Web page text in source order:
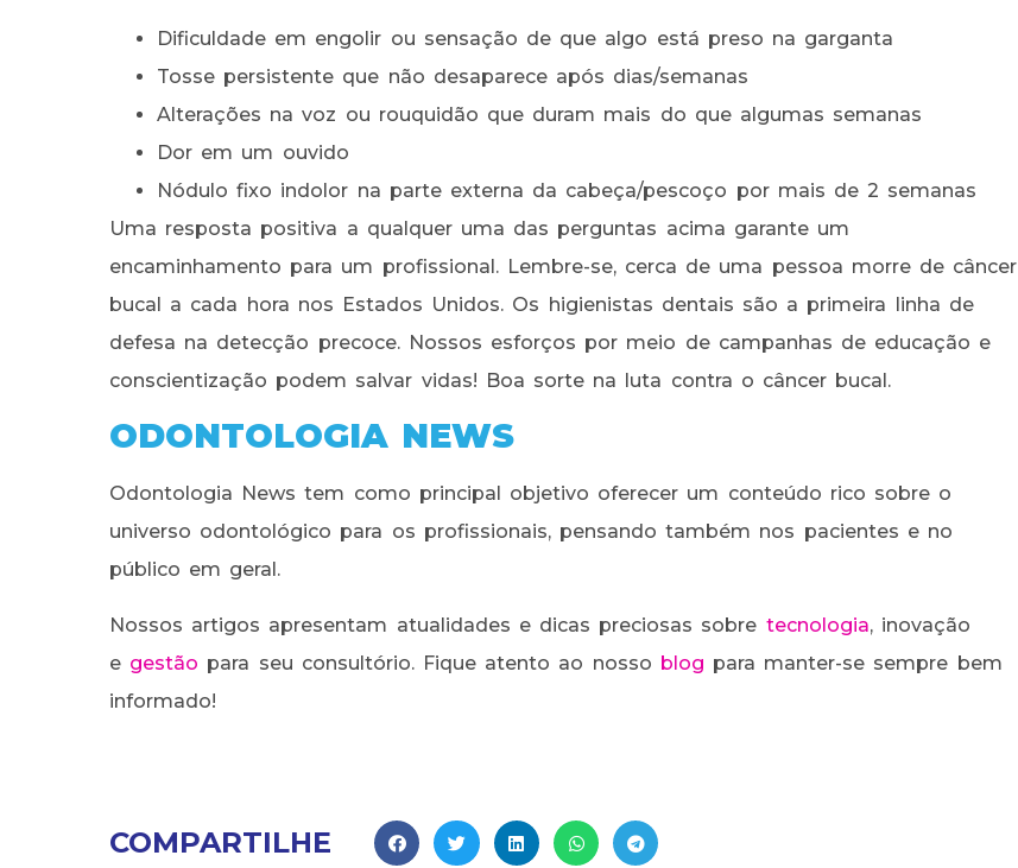
Dificuldade em engolir ou sensação de que algo está preso na garganta
Tosse persistente que não desaparece após dias/semanas
Alterações na voz ou rouquidão que duram mais do que algumas semanas
Dor em um ouvido
Nódulo fixo indolor na parte externa da cabeça/pescoço por mais de 2 semanas
Uma resposta positiva a qualquer uma das perguntas acima garante um
encaminhamento para um profissional. Lembre-se, cerca de uma pessoa morre de câncer
bucal a cada hora nos Estados Unidos. Os higienistas dentais são a primeira linha de
defesa na detecção precoce. Nossos esforços por meio de campanhas de educação e
conscientização podem salvar vidas! Boa sorte na luta contra o câncer bucal.
ODONTOLOGIA NEWS
Odontologia News tem como principal objetivo oferecer um conteúdo rico sobre o
universo odontológico para os profissionais, pensando também nos pacientes e no
público em geral.
Nossos artigos apresentam atualidades e dicas preciosas sobre tecnologia, inovação
e gestão para seu consultório. Fique atento ao nosso blog para manter-se sempre bem
informado!
COMPARTILHE